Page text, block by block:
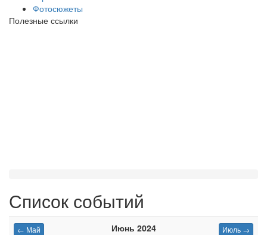
Фотосюжеты
Полезные ссылки
Список событий
← Май Июнь 2024 Июль →